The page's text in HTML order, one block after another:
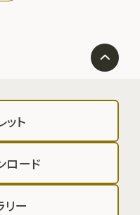
ット
ロード
リー